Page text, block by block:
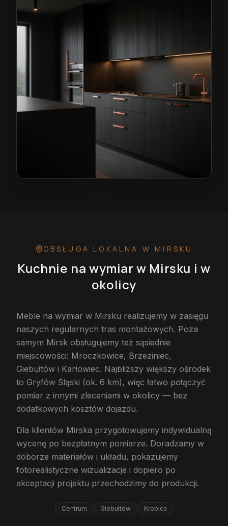
OBSŁUGA LOKALNA W MIRSKU
Kuchnie na wymiar w Mirsku i w
okolicy
Meble na wymiar w Mirsku realizujemy w zasięgu
naszych regularnych tras montażowych. Poza
samym Mirsk obsługujemy też sąsiednie
miejscowości: Mroczkowice, Brzeziniec,
Giebułtów i Karłowiec. Najbliższy większy ośrodek
to Gryfów Śląski (ok. 6 km), więc łatwo połączyć
pomiar z innymi zleceniami w okolicy — bez
dodatkowych kosztów dojazdu.
Dla klientów Mirska przygotowujemy indywidualną
wycenę po bezpłatnym pomiarze. Doradzamy w
doborze materiałów i układu, pokazujemy
fotorealistyczne wizualizacje i dopiero po
akceptacji projektu przechodzimy do produkcji.
Centrum Giebułtów Krobica